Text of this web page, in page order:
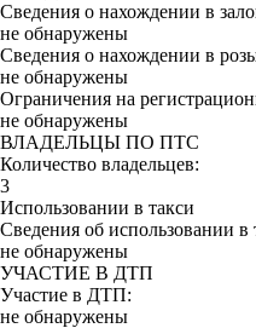
Сведения о нахождении в
не обнаружены
Сведения о нахождении в
не обнаружены
Ограничения на
не обнаружены
ВЛАДЕЛЬЦЫ ПО ПТС
Количество владельцев:
3
Использовании в такси
Сведения об использовании в
не обнаружены
УЧАСТИЕ В ДТП
Участие в ДТП:
не обнаружены